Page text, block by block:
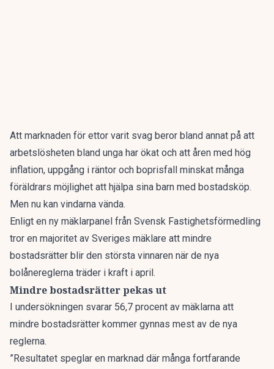
Att marknaden för ettor varit svag beror bland annat på att
arbetslösheten bland unga har ökat och att åren med hög
inflation, uppgång i räntor och boprisfall minskat många
föräldrars möjlighet att hjälpa sina barn med bostadsköp.
Men nu kan vindarna vända.
Enligt en ny mäklarpanel från Svensk Fastighetsförmedling
tror en majoritet av Sveriges mäklare att mindre
bostadsrätter blir den största vinnaren när de nya
bolånereglerna träder i kraft i april.
Mindre bostadsrätter pekas ut
I undersökningen svarar 56,7 procent av mäklarna att
mindre bostadsrätter kommer gynnas mest av de nya
reglerna.
”Resultatet speglar en marknad där många fortfarande